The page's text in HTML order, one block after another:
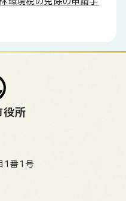
役所
1番1号